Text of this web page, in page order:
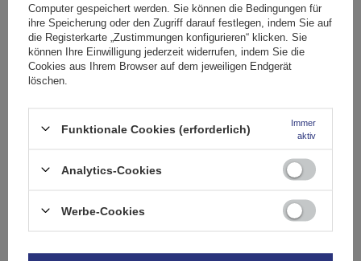
Ihre Note:
5/5
Computer gespeichert werden. Sie können die Bedingungen für
ihre Speicherung oder den Zugriff darauf festlegen, indem Sie auf
die Registerkarte „Zustimmungen konfigurieren“ klicken. Sie
können Ihre Einwilligung jederzeit widerrufen, indem Sie die
Cookies aus Ihrem Browser auf dem jeweiligen Endgerät
löschen.
Funktionale Cookies (erforderlich)
Immer
aktiv
Analytics-Cookies
Werbe-Cookies